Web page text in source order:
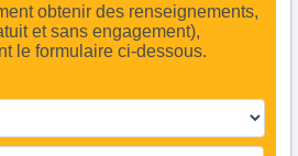
obtenir des renseignements,
et sans engagement),
le formulaire ci-dessous.